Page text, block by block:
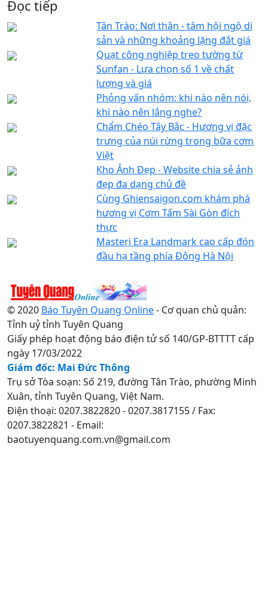
Đọc tiếp
Tân Trào: Nơi thân - tâm hội ngộ di
sản và những khoảng lặng đắt giá
Quạt công nghiệp treo tường từ
Sunfan - Lựa chọn số 1 về chất
lượng và giá
Phỏng vấn nhóm: khi nào nên nói,
khi nào nên lắng nghe?
Chẩm Chéo Tây Bắc - Hương vị đặc
trưng của núi rừng trong bữa cơm
Việt
Kho Ảnh Đẹp - Website chia sẻ ảnh
đẹp đa dạng chủ đề
Cùng Ghiensaigon.com khám phá
hương vị Cơm Tấm Sài Gòn đích
thực
Masteri Era Landmark cao cấp đón
đầu hạ tầng phía Đông Hà Nội
© 2020 Báo Tuyên Quang Online- Cơ quan chủ quản:
Tỉnh uỷ tỉnh Tuyên Quang
Giấy phép hoạt động báo điện tử số 140/GP-BTTTT cấp
ngày 17/03/2022
Giám đốc: Mai Đức Thông
Trụ sở Tòa soạn: Số 219, đường Tân Trào, phường Minh
Xuân, tỉnh Tuyên Quang, Việt Nam.
Điện thoại: 0207.3822820 - 0207.3817155 / Fax:
0207.3822821 - Email:
baotuyenquang.com.vn@gmail.com